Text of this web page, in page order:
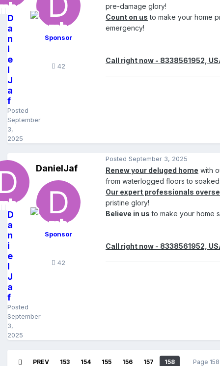
D
a
n
i
e
l
J
a
f
Posted
September
3,
2025
Sponsor
42
pre-damage glory!
Count on us to make your home
emergency!
Call right now - 8338561952,
D
a
n
i
e
l
J
a
f
Posted
September
3,
2025
DanielJaf
Sponsor
42
Posted September 3, 2025
Renew your deluged home with
from waterlogged floors to soaked
Our expert professionals
pristine glory!
Believe in us to make your home
Call right now - 8338561952,
PREV 153 154 155 156 157 158 Page